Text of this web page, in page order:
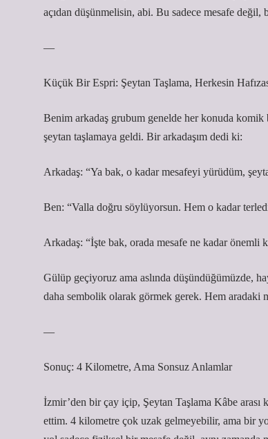
açıdan düşünmelisin, abi. Bu sadece mesafe değil,
—
Küçük Bir Espri: Şeytan Taşlama, Herkesin
Benim arkadaş grubum genelde her konuda komik
şeytan taşlamaya geldi. Bir arkadaşım dedi ki:
Arkadaş: “Ya bak, o kadar mesafeyi yürüdüm,
Ben: “Valla doğru söylüyorsun. Hem o kadar
Arkadaş: “İşte bak, orada mesafe ne kadar önemli
Gülüp geçiyoruz ama aslında düşündüğümüzde,
daha sembolik olarak görmek gerek. Hem aradaki
—
Sonuç: 4 Kilometre, Ama Sonsuz Anlamlar
İzmir’den bir çay içip, Şeytan Taşlama Kâbe
ettim. 4 kilometre çok uzak gelmeyebilir, ama bir